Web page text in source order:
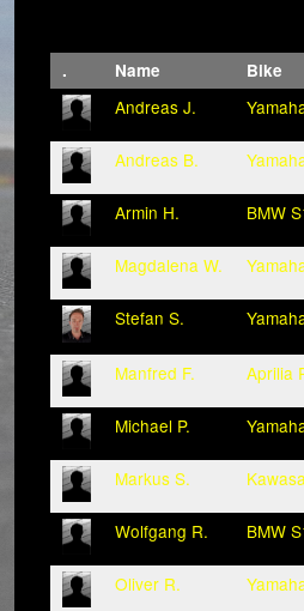
. Name Bike
Andreas J.
Andreas B.
Armin H. BMW
Magdalena W.
Stefan S.
Manfred F. Aprilia
Michael P.
Markus S.
Wolfgang R. BMW
Oliver R.